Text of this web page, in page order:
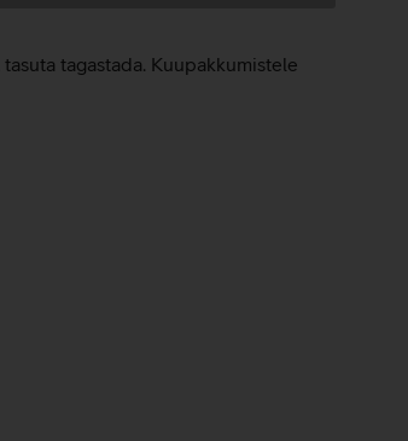
tasuta tagastada. Kuupakkumistele